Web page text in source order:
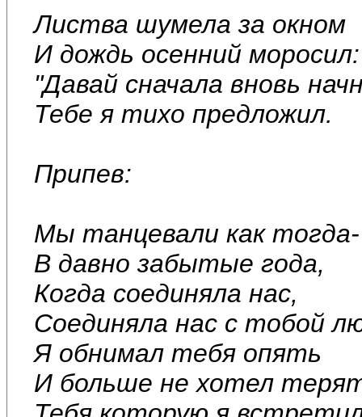
Листва шумела за окном
И дождь осенний моросил:
"Давай сначала вновь
Тебе я тихо предложил.
Припев:
Мы танцевали как тогда-
В давно забытые года,
Когда соединяла нас,
Соединяла нас с тобой
Я обнимал тебя опять
И больше не хотел